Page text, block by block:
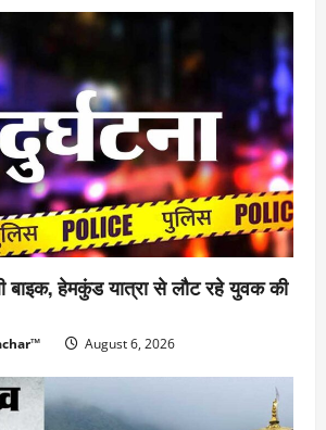
बाइक, हेमकुंड यात्रा से लौट रहे युवक की
August 6, 2026